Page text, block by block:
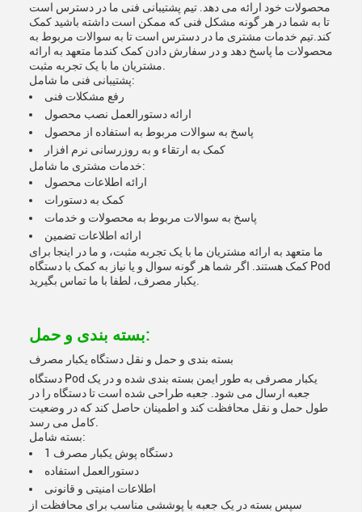
محصولات خود ارائه می دهد. تیم پشتیبانی فنی ما در دسترس است
تا به شما در هر گونه مشکل فنی که ممکن است داشته باشید کمک
کند.تیم خدمات مشتری ما در دسترس است تا به سوالات مربوط به
محصولات ما پاسخ دهد و در سفارش دادن کمک کندما متعهد به ارائه
پشتیبانی فنی ما شامل:
رفع مشکلات فنی
ارائه دستورالعمل نصب محصول
پاسخ به سوالات مربوط به استفاده از محصول
کمک به ارتقاء و به روزرسانی نرم افزار
خدمات مشتری ما شامل:
ارائه اطلاعات محصول
کمک به دستورات
پاسخ به سوالات مربوط به محصولات و خدمات
ارائه اطلاعات تضمین
ما متعهد به ارائه مشتریان ما با یک تجربه مثبت، و ما در اینجا برای
کمک هستند. اگر شما هر گونه سوال و یا نیاز به کمک با دستگاه Pod
بسته بندی و حمل:
بسته بندی و حمل و نقل دستگاه یکبار مصرف
دستگاه Pod یکبار مصرفی به طور ایمن بسته بندی شده و در یک
جعبه ارسال می شود. جعبه طراحی شده است تا دستگاه را در
طول حمل و نقل محافظت کند و اطمینان حاصل کند که در وضعیت
بسته شامل:
1 دستگاه پوش یکبار مصرف
دستورالعمل استفاده
اطلاعات امنیتی و قانونی
سپس بسته در یک جعبه با پوششی مناسب برای محافظت از